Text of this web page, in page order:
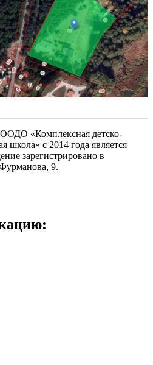
«Комплексная детско-
школа» с 2014 года является
зарегистрировано в
9.